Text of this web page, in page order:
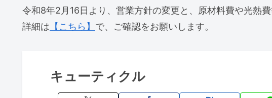
令和8年2月16日より、営業方針の変更と、原材料費や光熱
詳細は 【こちら】 で、ご確認をお願いします。
キューティクル